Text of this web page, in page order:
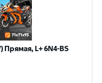
Прямая, L+ 6N4-BS